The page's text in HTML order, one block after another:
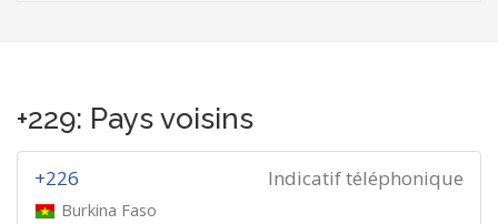
+229: Pays voisins
Indicatif téléphonique
+226
Burkina Faso